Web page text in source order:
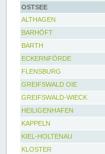
OSTSEE
ALTHAGEN
BARHÖFT
BARTH
ECKERNFÖRDE
FLENSBURG
GREIFSWALD OIE
GREIFSWALD-WIECK
HEILIGENHAFEN
KAPPELN
KIEL-HOLTENAU
KLOSTER